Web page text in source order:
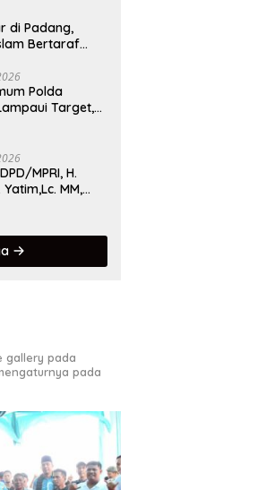
di Padang,
Bertaraf
Polda
Target,
MPRI, H.
Yatim,Lc. MM,
terdepan
gallery pada
pada